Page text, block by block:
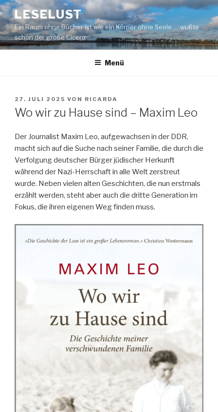
Zum
Inhalt
springen
LESELUST
Ein Raum ohne Bücher ist wie ein Körper ohne Seele … wußte
schon der große Cicero
Menü
VERÖFFENTLICHT
AM
27. JULI 2025 VON RICARDA
Wo wir zu Hause sind – Maxim Leo
Der Journalist Maxim Leo, aufgewachsen in der DDR,
macht sich auf die Suche nach seiner Familie, die durch die
Verfolgung deutscher Bürger jüdischer Herkunft
während der Nazi-Herrschaft in alle Welt zerstreut
wurde. Neben vielen alten Geschichten, die nun erstmals
erzählt werden, steht aber auch die dritte Generation im
Fokus, die ihren eigenen Weg finden muss.